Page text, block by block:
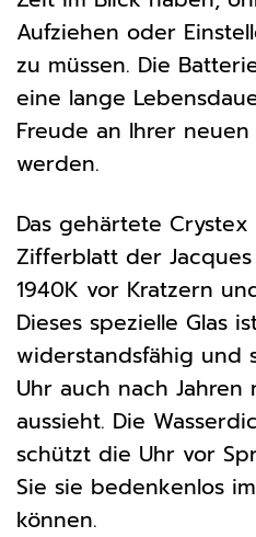
Aufziehen oder
zu müssen. Die
eine lange
Freude an Ihrer
werden.
Das gehärtete
Zifferblatt der Jacques
1940K vor Kratzern
Dieses spezielle Glas
widerstandsfähig und
Uhr auch nach
aussieht. Die
schützt die Uhr vor
Sie sie bedenkenlos
können.